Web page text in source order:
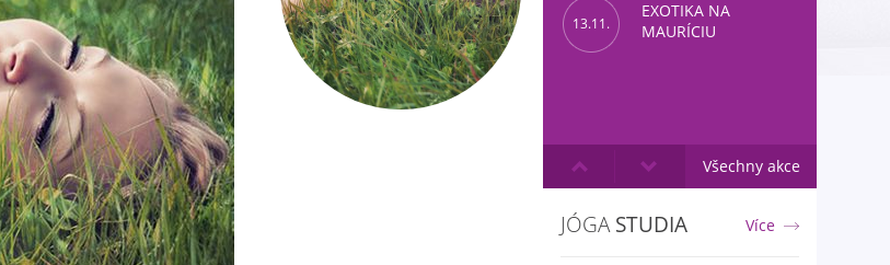
13.11.
EXOTIKA NA
MAURÍCIU
Všechny akce
JÓGASTUDIA Více